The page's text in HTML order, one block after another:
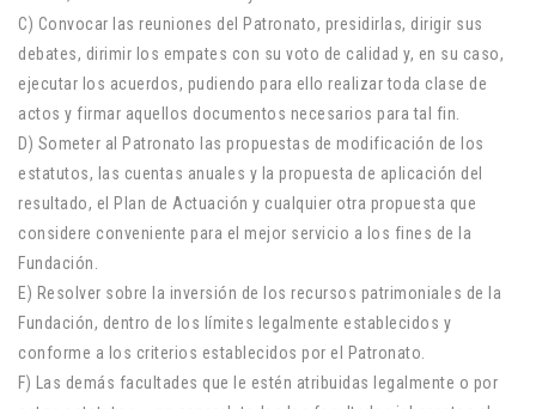
C) Convocar las reuniones del Patronato, presidirlas, dirigir sus
debates, dirimir los empates con su voto de calidad y, en su caso,
ejecutar los acuerdos, pudiendo para ello realizar toda clase de
actos y firmar aquellos documentos necesarios para tal fin.
D) Someter al Patronato las propuestas de modificación de los
estatutos, las cuentas anuales y la propuesta de aplicación del
resultado, el Plan de Actuación y cualquier otra propuesta que
considere conveniente para el mejor servicio a los fines de la
Fundación.
E) Resolver sobre la inversión de los recursos patrimoniales de la
Fundación, dentro de los límites legalmente establecidos y
conforme a los criterios establecidos por el Patronato.
F) Las demás facultades que le estén atribuidas legalmente o por